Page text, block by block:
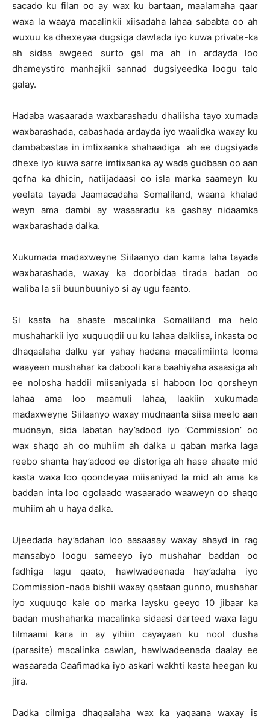
sacado ku filan oo ay wax ku bartaan, maalamaha qaar
waxa la waaya macalinkii xiisadaha lahaa sababta oo ah
wuxuu ka dhexeyaa dugsiga dawlada iyo kuwa private-ka
ah sidaa awgeed surto gal ma ah in ardayda loo
dhameystiro manhajkii sannad dugsiyeedka loogu talo
galay.
Hadaba wasaarada waxbarashadu dhaliisha tayo xumada
waxbarashada, cabashada ardayda iyo waalidka waxay ku
dambabastaa in imtixaanka shahaadiga ah ee dugsiyada
dhexe iyo kuwa sarre imtixaanka ay wada gudbaan oo aan
qofna ka dhicin, natiijadaasi oo isla marka saameyn ku
yeelata tayada Jaamacadaha Somaliland, waana khalad
weyn ama dambi ay wasaaradu ka gashay nidaamka
waxbarashada dalka.
Xukumada madaxweyne Siilaanyo dan kama laha tayada
waxbarashada, waxay ka doorbidaa tirada badan oo
waliba la sii buunbuuniyo si ay ugu faanto.
Si kasta ha ahaate macalinka Somaliland ma helo
mushaharkii iyo xuquuqdii uu ku lahaa dalkiisa, inkasta oo
dhaqaalaha dalku yar yahay hadana macalimiinta looma
waayeen mushahar ka dabooli kara baahiyaha asaasiga ah
ee nolosha haddii miisaniyada si haboon loo qorsheyn
lahaa ama loo maamuli lahaa, laakiin xukumada
madaxweyne Siilaanyo waxay mudnaanta siisa meelo aan
mudnayn, sida labatan hay’adood iyo ‘Commission’ oo
wax shaqo ah oo muhiim ah dalka u qaban marka laga
reebo shanta hay’adood ee distoriga ah hase ahaate mid
kasta waxa loo qoondeyaa miisaniyad la mid ah ama ka
baddan inta loo ogolaado wasaarado waaweyn oo shaqo
muhiim ah u haya dalka.
Ujeedada hay’adahan loo aasaasay waxay ahayd in rag
mansabyo loogu sameeyo iyo mushahar baddan oo
fadhiga lagu qaato, hawlwadeenada hay’adaha iyo
Commission-nada bishii waxay qaataan gunno, mushahar
iyo xuquuqo kale oo marka laysku geeyo 10 jibaar ka
badan mushaharka macalinka sidaasi darteed waxa lagu
tilmaami kara in ay yihiin cayayaan ku nool dusha
(parasite) macalinka cawlan, hawlwadeenada daalay ee
wasaarada Caafimadka iyo askari wakhti kasta heegan ku
jira.
Dadka cilmiga dhaqaalaha wax ka yaqaana waxay is